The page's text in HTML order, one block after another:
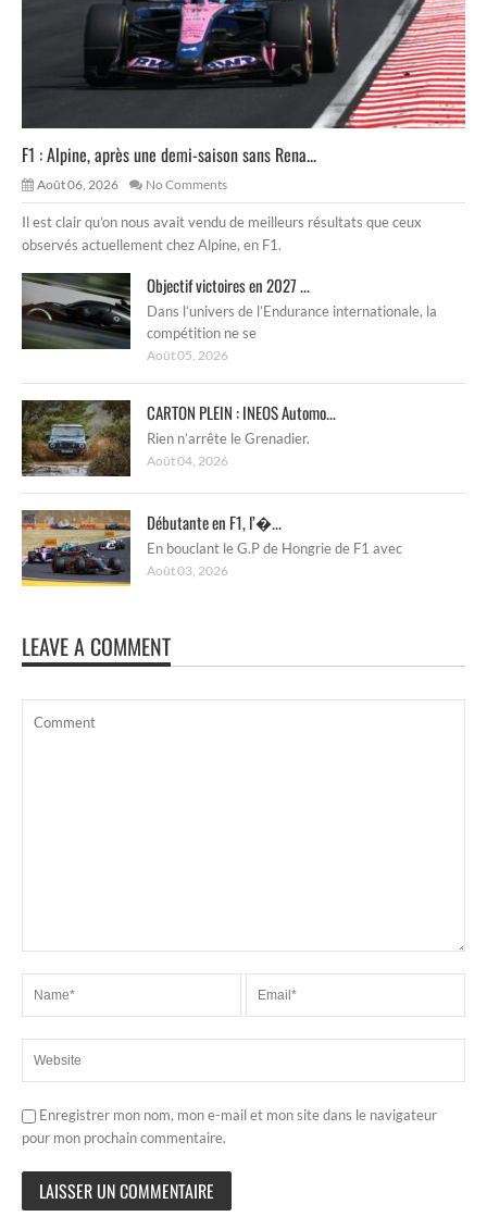
F1 : Alpine, après une demi-saison sans Rena...
Août 06, 2026 No Comments
Il est clair qu’on nous avait vendu de meilleurs résultats que ceux
observés actuellement chez Alpine, en F1.
Objectif victoires en 2027 ...
Dans l’univers de l’Endurance internationale, la
compétition ne se
Août 05, 2026
CARTON PLEIN : INEOS Automo...
Rien n’arrête le Grenadier.
Août 04, 2026
Débutante en F1, l’�...
En bouclant le G.P de Hongrie de F1 avec
Août 03, 2026
LEAVE A COMMENT
Enregistrer mon nom, mon e-mail et mon site dans le navigateur
pour mon prochain commentaire.